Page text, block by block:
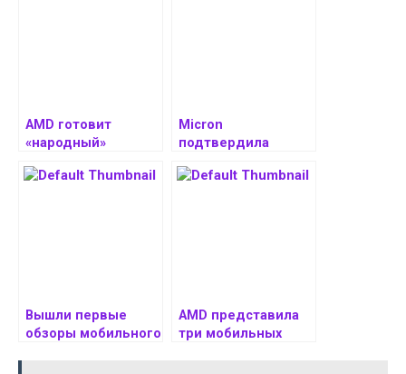
AMD готовит
«народный»
7 9700F без
Micron
подтвердила
повышению
Вышли первые
обзоры мобильного
AMD представила
три мобильных